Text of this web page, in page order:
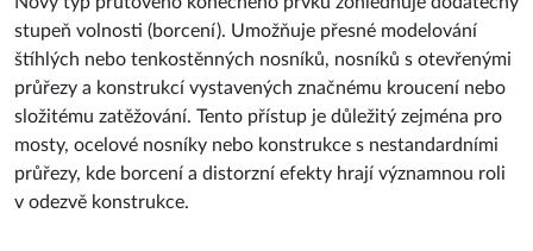
stupeň volnosti (borcení). Umožňuje přesné modelování
štíhlých nebo tenkostěnných nosníků, nosníků s otevřenými
průřezy a konstrukcí vystavených značnému kroucení nebo
složitému zatěžování. Tento přístup je důležitý zejména pro
mosty, ocelové nosníky nebo konstrukce s nestandardními
průřezy, kde borcení a distorzní efekty hrají významnou roli
v odezvě konstrukce.